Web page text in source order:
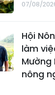
07/08/
Hội
làm
nông